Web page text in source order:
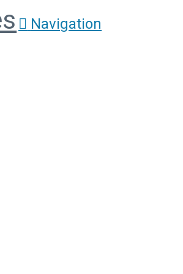
Navigation